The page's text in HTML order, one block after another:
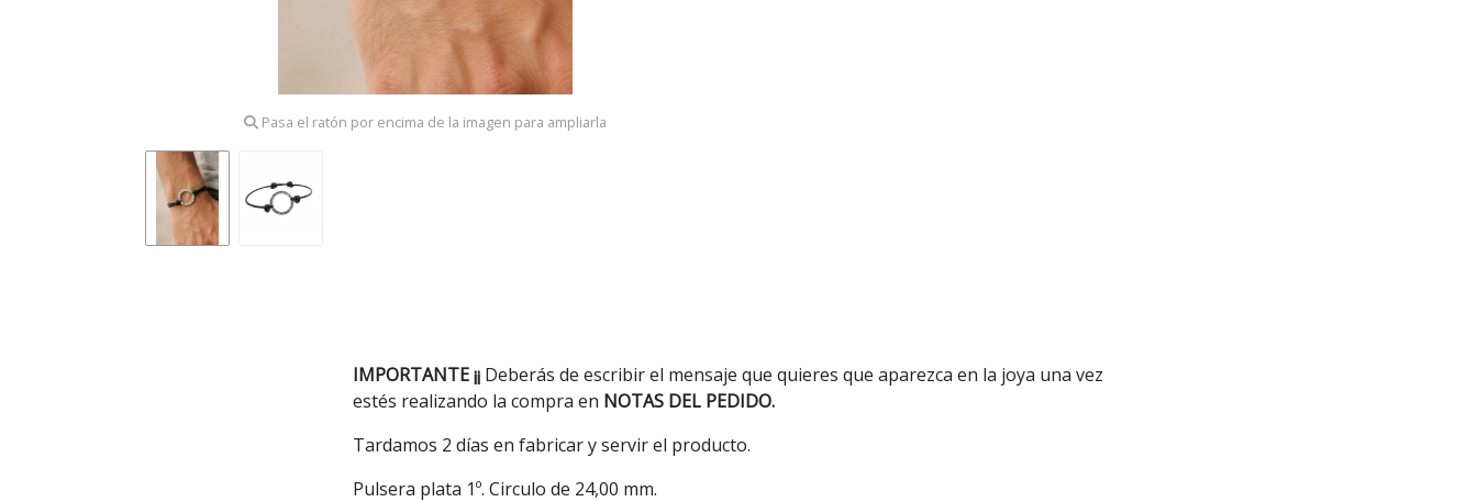
Pasa el ratón por encima de la imagen para ampliarla
IMPORTANTE ¡¡ Deberás de escribir el mensaje que quieres que aparezca en la joya una vez
estés realizando la compra en NOTAS DEL PEDIDO.
Tardamos 2 días en fabricar y servir el producto.
Pulsera plata 1º. Circulo de 24,00 mm.